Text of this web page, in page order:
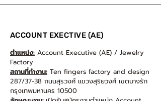
ACCOUNT EXECTIVE (AE)
ตำแหน่ง: Account Executive (AE) / Jewelry
Factory
สถานที่ทำงาน: Ten fingers factory and design
287/37-38 ถนนสุรวงศ์ แขวงสุริยวงศ์ เขตบางรัก
กรุงเทพมหานคร 10500